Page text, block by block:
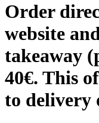
Order
website
takeaway
40€. This
to delivery